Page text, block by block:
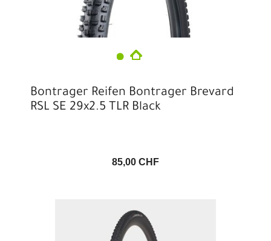
Bontrager Reifen Bontrager Brevard
RSL SE 29x2.5 TLR Black
85,00 CHF